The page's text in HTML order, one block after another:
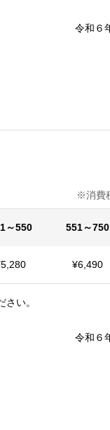
令和６
の価格
～550 551～750
¥6,490
い。
令和６